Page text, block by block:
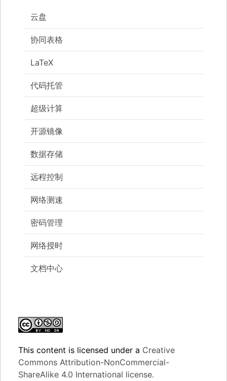
云盘
协同表格
LaTeX
代码托管
超级计算
开源镜像
数据存储
远程控制
网络测速
密码管理
网络授时
文档中心
This content is licensed under a Creative
Commons Attribution-NonCommercial-
ShareAlike 4.0 International license.